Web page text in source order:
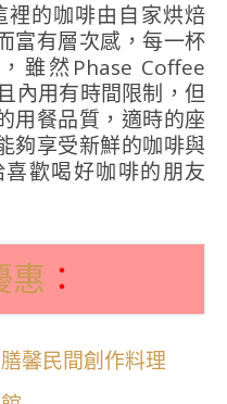
裡的咖啡由自家烘焙
富有層次感，每一杯
雖然Phase Coffee
內用有時間限制，但
用餐品質，適時的座
夠享受新鮮的咖啡與
歡喝好咖啡的朋友
惠 ：
馨民間創作料理